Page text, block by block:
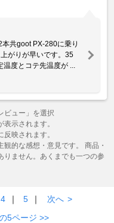
共goot PX-280に乗り
がりが早いです。35
度とコテ先温度が ...
ビュー」を選択
示されます。
映されます。
的な感想・意見です。 商品・
りません。あくまでも一つの参
4 ｜ 5 ｜ 次へ >
5ページ >>